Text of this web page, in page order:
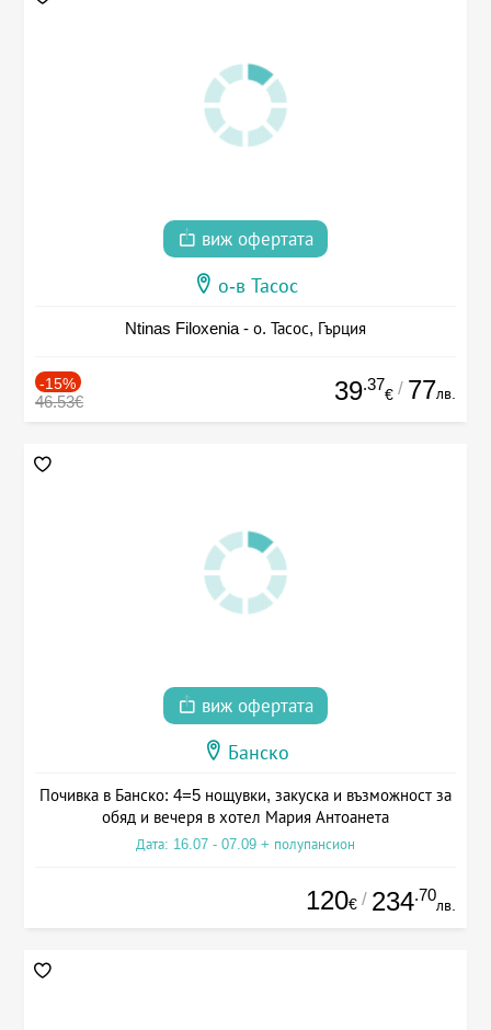
виж офертата
о-в Тасос
Ntinas Filoxenia - о. Тасос, Гърция
-15%
46.53€ 39.37
€ / 77лв.
виж офертата
Банско
Почивка в Банско: 4=5 нощувки, закуска и възможност за
обяд и вечеря в хотел Мария Антоанета
Дата: 16.07 - 07.09 + полупансион
120€ / 234.70
лв.